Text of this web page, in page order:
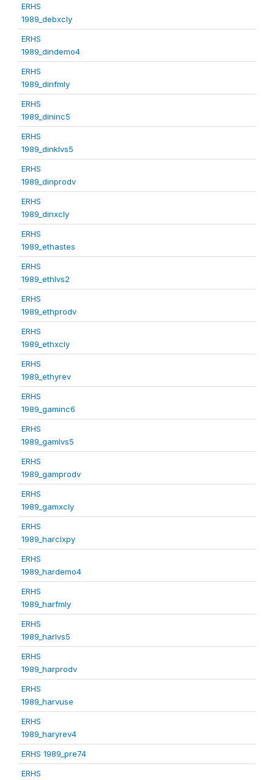
ERHS
1989_debxcly
ERHS
1989_dindemo4
ERHS
1989_dinfmly
ERHS
1989_dininc5
ERHS
1989_dinklvs5
ERHS
1989_dinprodv
ERHS
1989_dinxcly
ERHS
1989_ethastes
ERHS
1989_ethlvs2
ERHS
1989_ethprodv
ERHS
1989_ethxcly
ERHS
1989_ethyrev
ERHS
1989_gaminc6
ERHS
1989_gamlvs5
ERHS
1989_gamprodv
ERHS
1989_gamxcly
ERHS
1989_harclxpy
ERHS
1989_hardemo4
ERHS
1989_harfmly
ERHS
1989_harlvs5
ERHS
1989_harprodv
ERHS
1989_harvuse
ERHS
1989_haryrev4
ERHS 1989_pre74
ERHS